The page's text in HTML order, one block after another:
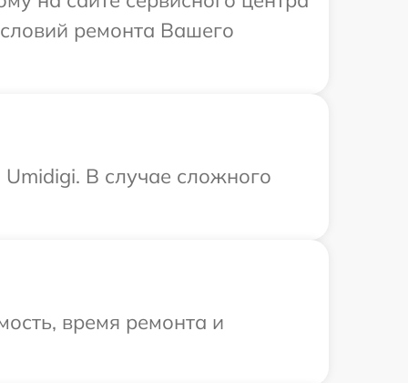
ремонта Вашего
В случае сложного
время ремонта и